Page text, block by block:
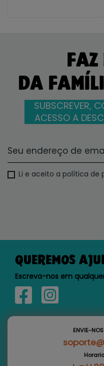
FAZ
DA
SUBSCREVER,
ACESSO A
Li e aceito a política de
QUEREMOS
Escreva-nos em
ENVIE-